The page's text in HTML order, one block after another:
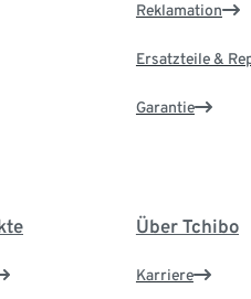
Reklamation
Ersatzteile &
Garantie
Über Tchibo
Karriere